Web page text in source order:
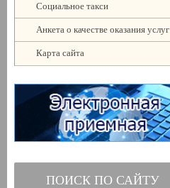
Социальное такси
Анкета о качестве оказания услуг
Карта сайта
ПОИСК ПО САЙТУ